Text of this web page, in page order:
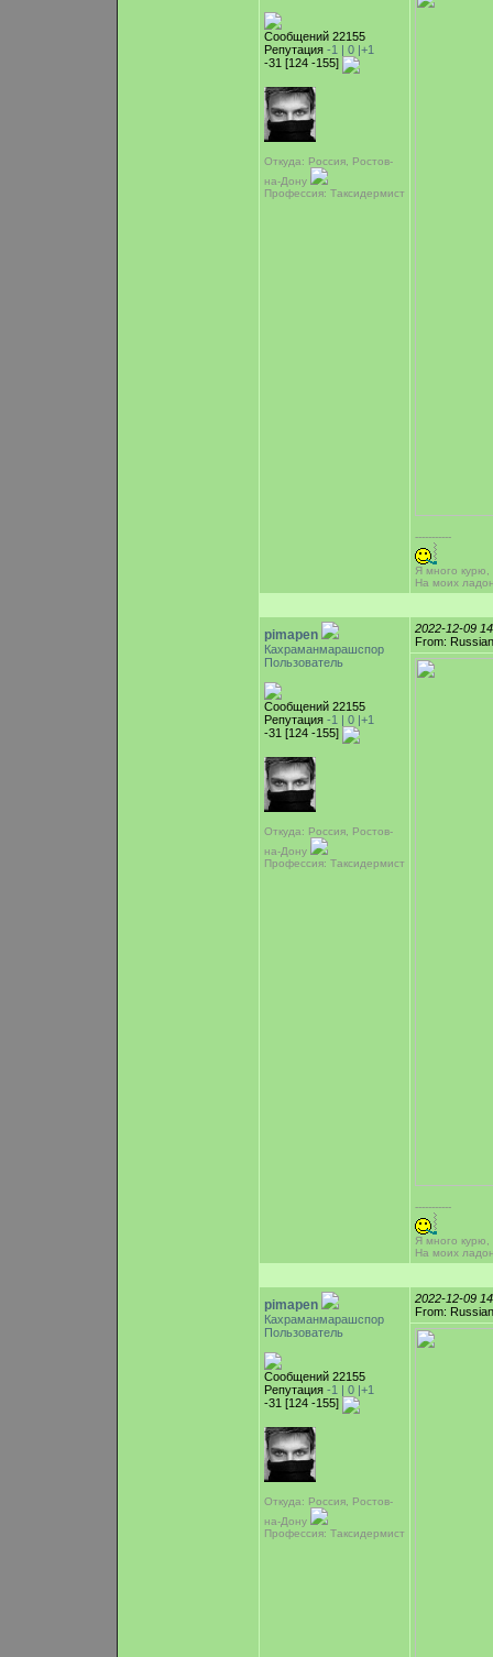
Сообщений 22155
Репутация -1 | 0 |+1
-31 [124 -155]
Откуда: Россия, Ростов-
на-Дону
Профессия: Таксидермист
-----------
Я много курю,
На моих
pimapen
Кахраманмарашспор
Пользователь
Сообщений 22155
Репутация -1 | 0 |+1
-31 [124 -155]
Откуда: Россия, Ростов-
на-Дону
Профессия: Таксидермист
2022-12-09
From:
-----------
Я много курю,
На моих
pimapen
Кахраманмарашспор
Пользователь
Сообщений 22155
Репутация -1 | 0 |+1
-31 [124 -155]
Откуда: Россия, Ростов-
на-Дону
Профессия: Таксидермист
2022-12-09
From: